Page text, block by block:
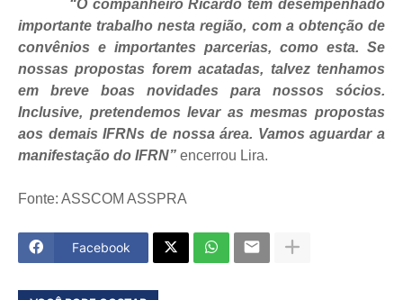
“O companheiro Ricardo tem desempenhado
importante trabalho nesta região, com a obtenção de
convênios e importantes parcerias, como esta. Se
nossas propostas forem acatadas, talvez tenhamos
em breve boas novidades para nossos sócios.
Inclusive, pretendemos levar as mesmas propostas
aos demais IFRNs de nossa área. Vamos aguardar a
manifestação do IFRN” encerrou Lira.
Fonte: ASSCOM ASSPRA
Facebook